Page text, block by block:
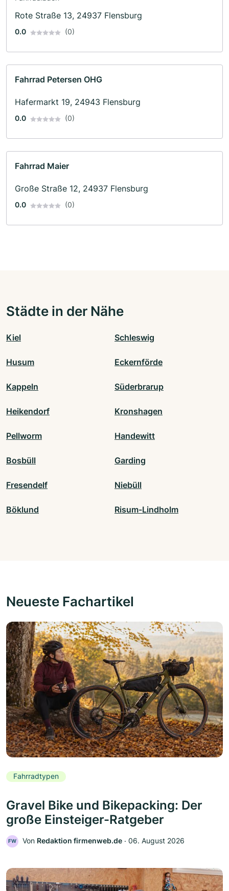
Rote Straße 13, 24937 Flensburg
0.0 (0)
Fahrrad Petersen OHG
Hafermarkt 19, 24943 Flensburg
0.0 (0)
Fahrrad Maier
Große Straße 12, 24937 Flensburg
0.0 (0)
Städte in der Nähe
Kiel Schleswig
Husum Eckernförde
Kappeln Süderbrarup
Heikendorf Kronshagen
Pellworm Handewitt
Bosbüll Garding
Fresendelf Niebüll
Böklund Risum-Lindholm
Neueste Fachartikel
Fahrradtypen
Gravel Bike und Bikepacking: Der
große Einsteiger-Ratgeber
FW Von Redaktion firmenweb.de ‧ 06. August 2026